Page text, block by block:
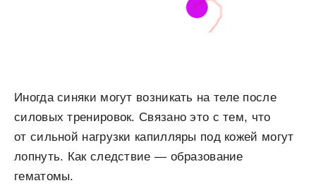
Иногда синяки могут возникать на теле после
силовых тренировок. Связано это с тем, что
от сильной нагрузки капилляры под кожей могут
лопнуть. Как следствие — образование
гематомы.